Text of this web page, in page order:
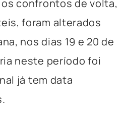
confrontos de volta,
foram alterados
nos dias 19 e 20 de
neste período foi
já tem data